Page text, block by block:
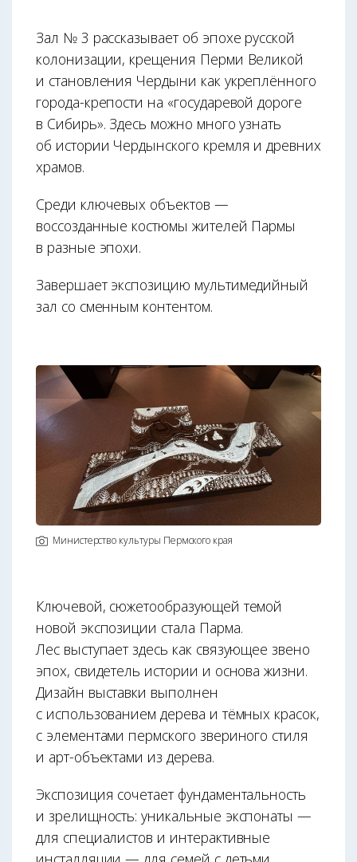
Зал № 3 рассказывает об эпохе русской
колонизации, крещения Перми Великой
и становления Чердыни как укреплённого
города-крепости на «государевой дороге
в Сибирь». Здесь можно много узнать
об истории Чердынского кремля и древних
храмов.
Среди ключевых объектов —
воссозданные костюмы жителей Пармы
в разные эпохи.
Завершает экспозицию мультимедийный
зал со сменным контентом.
Министерство культуры Пермского края
Ключевой, сюжетообразующей темой
новой экспозиции стала Парма.
Лес выступает здесь как связующее звено
эпох, свидетель истории и основа жизни.
Дизайн выставки выполнен
с использованием дерева и тёмных красок,
с элементами пермского звериного стиля
и арт-объектами из дерева.
Экспозиция сочетает фундаментальность
и зрелищность: уникальные экспонаты —
для специалистов и интерактивные